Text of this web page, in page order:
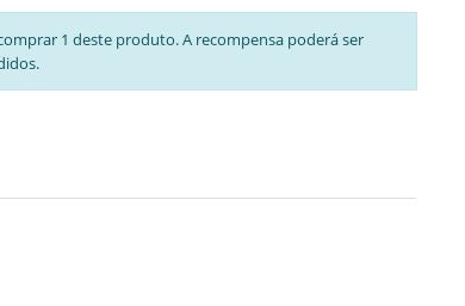
1 deste produto. A recompensa poderá ser